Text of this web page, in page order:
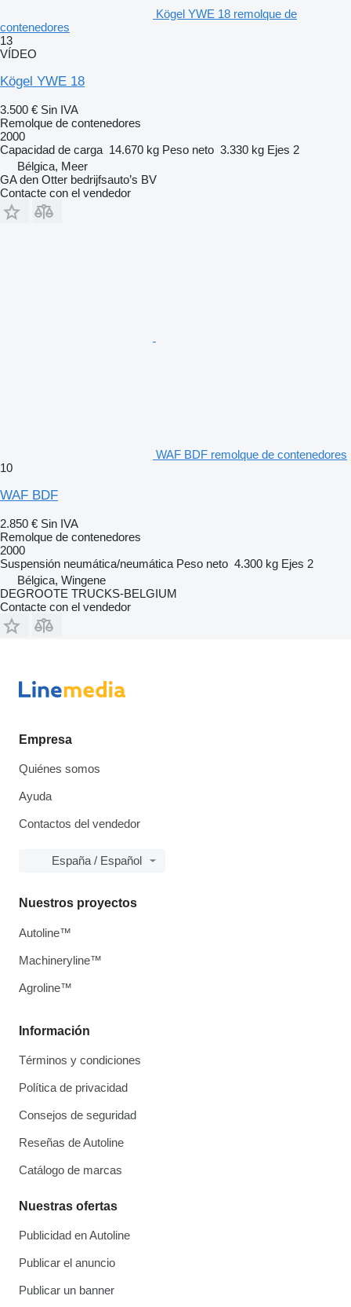
Kögel YWE 18 remolque de
contenedores
13
VÍDEO
Kögel YWE 18
3.500 € Sin IVA
Remolque de contenedores
2000
Capacidad de carga 14.670 kg Peso neto 3.330 kg Ejes 2
Bélgica, Meer
GA den Otter bedrijfsauto’s BV
Contacte con el vendedor
WAF BDF remolque de contenedores
10
WAF BDF
2.850 € Sin IVA
Remolque de contenedores
2000
Suspensión neumática/neumática Peso neto 4.300 kg Ejes 2
Bélgica, Wingene
DEGROOTE TRUCKS-BELGIUM
Contacte con el vendedor
Empresa
Quiénes somos
Ayuda
Contactos del vendedor
España / Español
Información
Términos y condiciones
Política de privacidad
Consejos de seguridad
Reseñas de Autoline
Catálogo de marcas
Nuestras ofertas
Publicidad en Autoline
Publicar el anuncio
Publicar un banner
Nuestros proyectos
Autoline™
Machineryline™
Agroline™